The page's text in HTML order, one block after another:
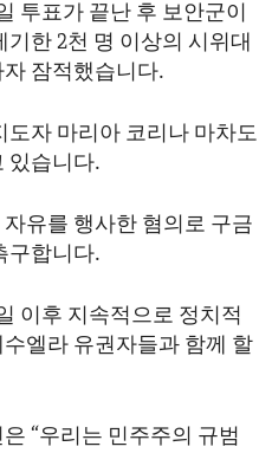
투표가 끝난 후 보안군이
한 2천 명 이상의 시위대
잠적했습니다.
도자 마리아 코리나 마차도
있습니다.
유를 행사한 혐의로 구금
구합니다.
이후 지속적으로 정치적
엘라 유권자들과 함께 할
“우리는 민주주의 규범